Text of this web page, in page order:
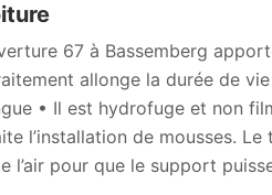
67 à Bassemberg
allonge la durée de
• Il est hydrofuge et non
l’installation de mousses.
pour que le support